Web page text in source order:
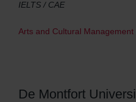
IELTS / CAE
Arts and Cultural Management
De Montfort